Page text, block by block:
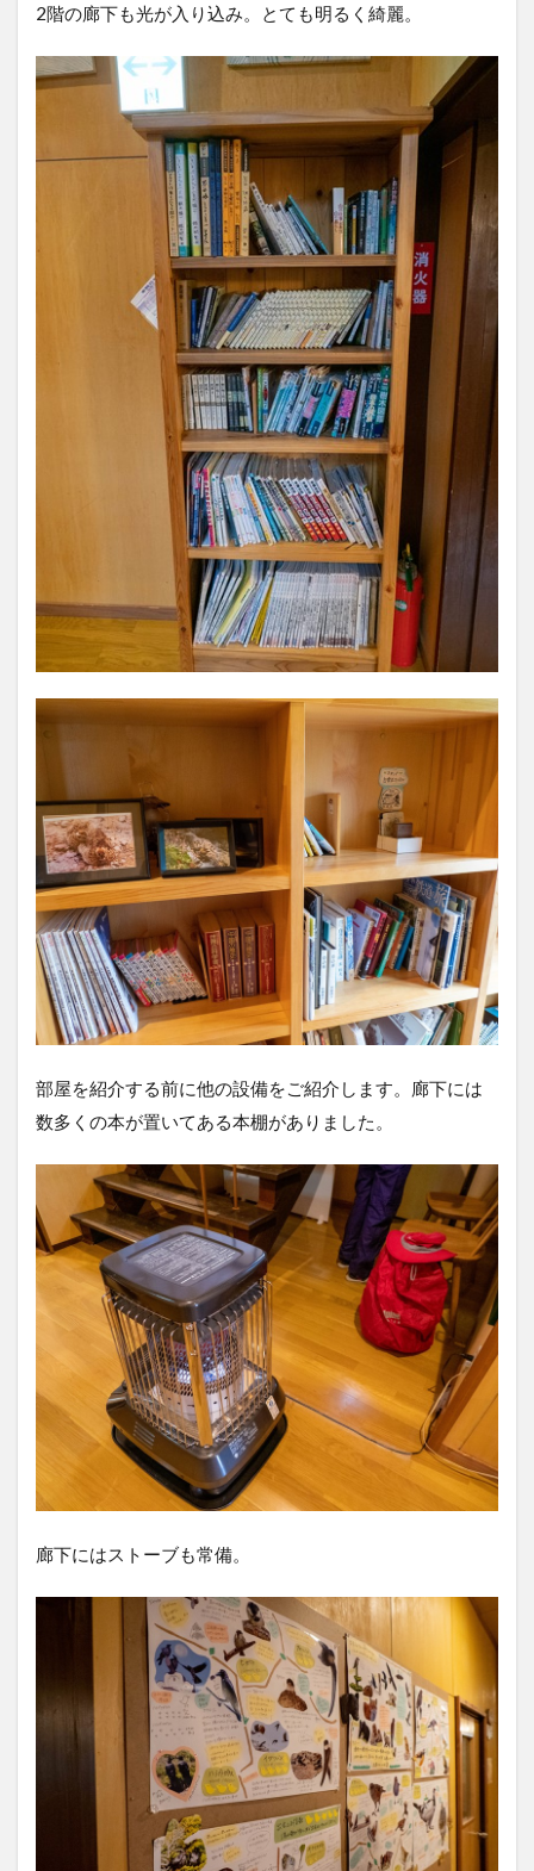
2階の廊下も光が入り込み。とても明るく綺麗。
部屋を紹介する前に他の設備をご紹介します。廊下には
数多くの本が置いてある本棚がありました。
廊下にはストーブも常備。